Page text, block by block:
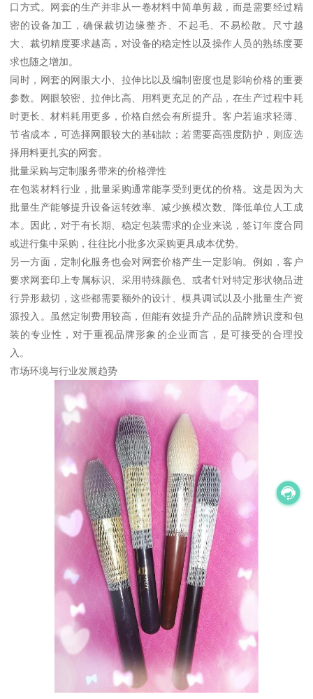
口方式。网套的生产并非从一卷材料中简单剪裁，而是需要经过精
密的设备加工，确保裁切边缘整齐、不起毛、不易松散。尺寸越
大、裁切精度要求越高，对设备的稳定性以及操作人员的熟练度要
求也随之增加。
同时，网套的网眼大小、拉伸比以及编制密度也是影响价格的重要
参数。网眼较密、拉伸比高、用料更充足的产品，在生产过程中耗
时更长、材料耗用更多，价格自然会有所提升。客户若追求轻薄、
节省成本，可选择网眼较大的基础款；若需要高强度防护，则应选
择用料更扎实的网套。
批量采购与定制服务带来的价格弹性
在包装材料行业，批量采购通常能享受到更优的价格。这是因为大
批量生产能够提升设备运转效率、减少换模次数、降低单位人工成
本。因此，对于有长期、稳定包装需求的企业来说，签订年度合同
或进行集中采购，往往比小批多次采购更具成本优势。
另一方面，定制化服务也会对网套价格产生一定影响。例如，客户
要求网套印上专属标识、采用特殊颜色、或者针对特定形状物品进
行异形裁切，这些都需要额外的设计、模具调试以及小批量生产资
源投入。虽然定制费用较高，但能有效提升产品的品牌辨识度和包
装的专业性，对于重视品牌形象的企业而言，是可接受的合理投
入。
市场环境与行业发展趋势